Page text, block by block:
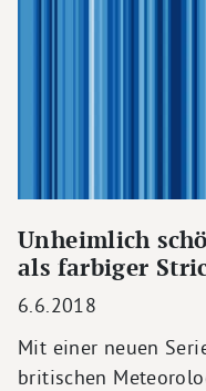
Unheimlich
als farbiger
6.6.2018
Mit einer neuen
britischen